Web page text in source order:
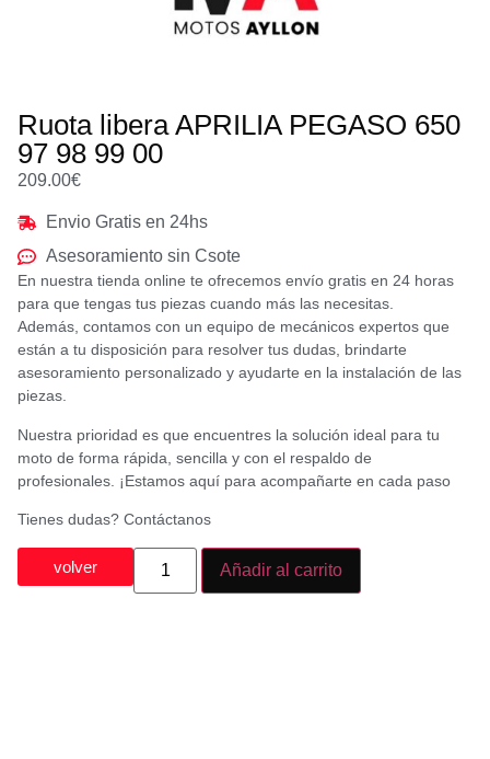
Ruota libera APRILIA PEGASO 650
97 98 99 00
209.00€
Envio Gratis en 24hs
Asesoramiento sin Csote
En nuestra tienda online te ofrecemos envío gratis en 24 horas
para que tengas tus piezas cuando más las necesitas.
Además, contamos con un equipo de mecánicos expertos que
están a tu disposición para resolver tus dudas, brindarte
asesoramiento personalizado y ayudarte en la instalación de las
piezas.
Nuestra prioridad es que encuentres la solución ideal para tu
moto de forma rápida, sencilla y con el respaldo de
profesionales. ¡Estamos aquí para acompañarte en cada paso
Tienes dudas? Contáctanos
volver Añadir al carrito